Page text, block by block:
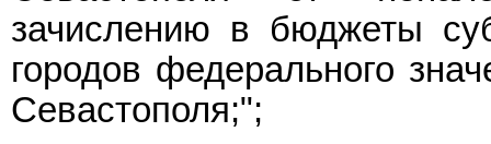
зачислению в бюджеты
городов федерального
Севастополя;";